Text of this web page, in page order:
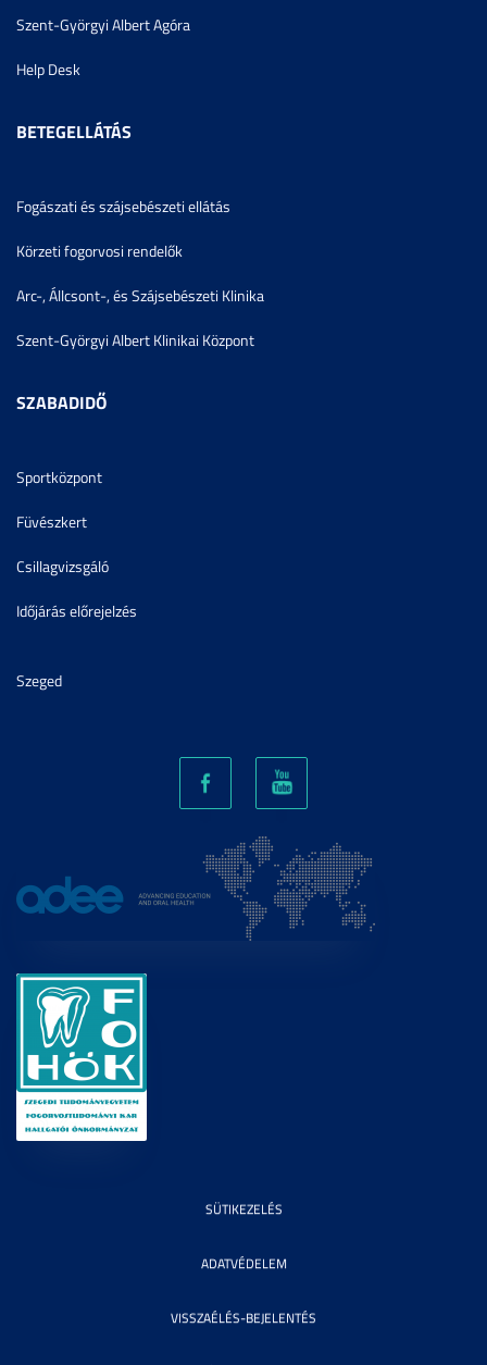
Szent-Györgyi Albert Agóra
Help Desk
BETEGELLÁTÁS
Fogászati és szájsebészeti ellátás
Körzeti fogorvosi rendelők
Arc-, Állcsont-, és Szájsebészeti Klinika
Szent-Györgyi Albert Klinikai Központ
SZABADIDŐ
Sportközpont
Füvészkert
Csillagvizsgáló
Időjárás előrejelzés
Szeged
SÜTIKEZELÉS
ADATVÉDELEM
VISSZAÉLÉS-BEJELENTÉS